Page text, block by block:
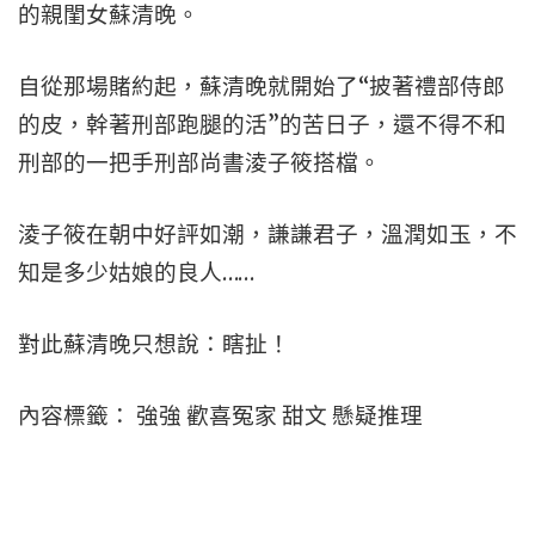
的親閨女蘇清晚。
自從那場賭約起，蘇清晚就開始了“披著禮部侍郎
的皮，幹著刑部跑腿的活”的苦日子，還不得不和
刑部的一把手刑部尚書淩子筱搭檔。
淩子筱在朝中好評如潮，謙謙君子，溫潤如玉，不
知是多少姑娘的良人……
對此蘇清晚只想說：瞎扯！
內容標籤： 強強 歡喜冤家 甜文 懸疑推理